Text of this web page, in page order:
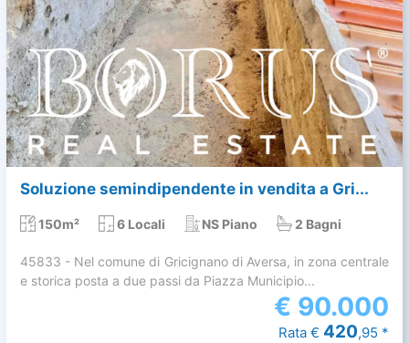
Soluzione semindipendente in vendita a Gri...
150m² 6 Locali NS Piano 2 Bagni
45833 - Nel comune di Gricignano di Aversa, in zona centrale
e storica posta a due passi da Piazza Municipio...
€ 90.000
Rata € 420,95 *